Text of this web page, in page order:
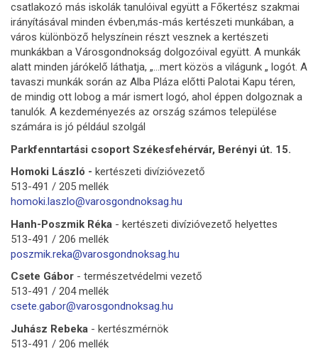
csatlakozó más iskolák tanulóival együtt a Főkertész szakmai
irányításával minden évben,más-más kertészeti munkában, a
város különböző helyszínein részt vesznek a kertészeti
munkákban a Városgondnokság dolgozóival együtt. A munkák
alatt minden járókelő láthatja, „…mert közös a világunk „ logót. A
tavaszi munkák során az Alba Pláza előtti Palotai Kapu téren,
de mindig ott lobog a már ismert logó, ahol éppen dolgoznak a
tanulók. A kezdeményezés az ország számos települése
számára is jó például szolgál
Parkfenntartási csoport Székesfehérvár, Berényi út. 15.
Homoki László - kertészeti divízióvezető
513-491 / 205 mellék
homoki.laszlo@varosgondnoksag.hu
Hanh-Poszmik Réka - kertészeti divízióvezető helyettes
513-491 / 206 mellék
poszmik.reka@varosgondnoksag.hu
Csete Gábor - természetvédelmi vezető
513-491 / 204 mellék
csete.gabor@varosgondnoksag.hu
Juhász Rebeka - kertészmérnök
513-491 / 206 mellék